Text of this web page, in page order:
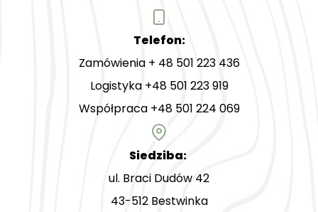
Telefon:
Zamówienia + 48 501 223 436
Logistyka +48 501 223 919
Współpraca +48 501 224 069
Siedziba:
ul. Braci Dudów 42
43-512 Bestwinka